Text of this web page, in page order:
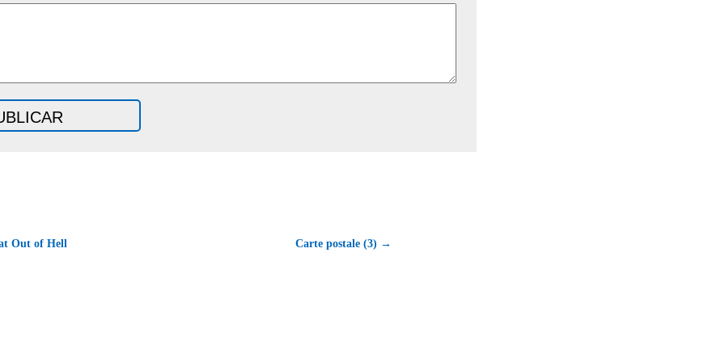
Out of Hell Carte postale (3) →